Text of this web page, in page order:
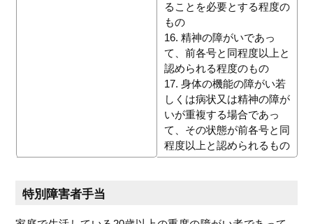
ることを必要とする程度の
もの
16. 精神の障がいであっ
て、前各号と同程度以上と
認められる程度のもの
17. 身体の機能の障がい若
しくは病状又は精神の障が
いが重複する場合であっ
て、その状態が前各号と同
程度以上と認められるもの
特別障害者手当